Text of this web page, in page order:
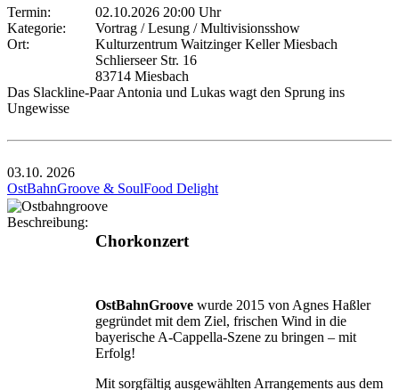
Termin:
02.10.2026 20:00 Uhr
Kategorie:
Vortrag / Lesung / Multivisionsshow
Ort:
Kulturzentrum Waitzinger Keller Miesbach
Schlierseer Str. 16
83714 Miesbach
Das Slackline-Paar Antonia und Lukas wagt den Sprung ins
Ungewisse
03.10. 2026
OstBahnGroove & SoulFood Delight
Beschreibung:
Chorkonzert
OstBahnGroove wurde 2015 von Agnes Haßler
gegründet mit dem Ziel, frischen Wind in die
bayerische A-Cap­pella-Szene zu bringen – mit
Erfolg!
Mit sorgfältig ausgewählten Arrangements aus dem